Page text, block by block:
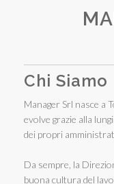
Chi Siamo
Manager Srl nasce a
evolve grazie alla
dei propri
Da sempre, la
buona cultura del